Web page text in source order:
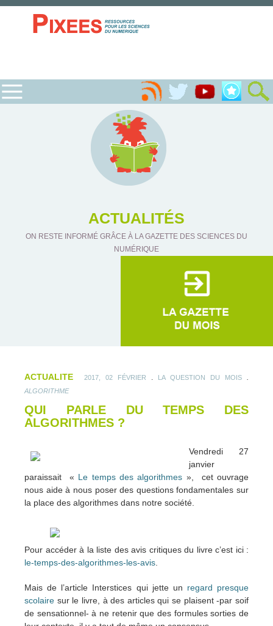
ACTUALITÉS
ON RESTE INFORMÉ GRÂCE À LA GAZETTE DES SCIENCES DU
NUMÉRIQUE
ACTUALITE 2017, 02 FÉVRIER LA QUESTION DU MOIS
ALGORITHME
QUI PARLE DU TEMPS DES
ALGORITHMES ?
Vendredi 27
janvier
paraissait « Le temps des algorithmes », cet ouvrage
nous aide à nous poser des questions fondamentales sur
la place des algorithmes dans notre société.
Pour accéder à la liste des avis critiques du livre c’est ici :
le-temps-des-algorithmes-les-avis.
Mais de l’article Interstices qui jette un regard presque
scolaire sur le livre, à des articles qui se plaisent -par soif
de sensationnel- à ne retenir que des formules sorties de